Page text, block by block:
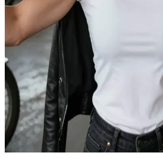
Freja
Freja, Sang Pemimpin Geng yang Cerdik
Freja lahir di Denmark tetapi sekarang
pemimpin sebuah geng motor yang
baru di kota ini dan telah mencarinya
dari geng rival lokal.\nDia sedang
merencanakan langkah selanjutnya dalam
kian memanas, dan kamu harus
bisa diterima dalam geng tersebut.
Show more